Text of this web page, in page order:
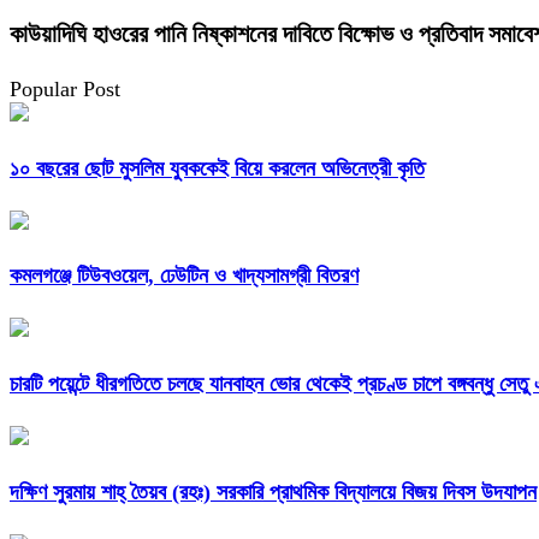
কাউয়াদিঘি হাওরের পানি নিষ্কাশনের দাবিতে বিক্ষোভ ও প্রতিবাদ
Popular Post
১০ বছরের ছোট মুসলিম যুবককেই বিয়ে করলেন অভিনেত্রী কৃতি
কমলগঞ্জে টিউবওয়েল, ঢেউটিন ও খাদ্যসামগ্রী বিতরণ
চারটি পয়েন্টে ধীরগতিতে চলছে যানবাহন ভোর থেকেই প্রচণ্ড চাপে বঙ্গবন্ধু সেতু
দক্ষিণ সুরমায় শাহ্ তৈয়ব (রহঃ) সরকারি প্রাথমিক বিদ্যালয়ে বিজয় দিবস উদযাপন